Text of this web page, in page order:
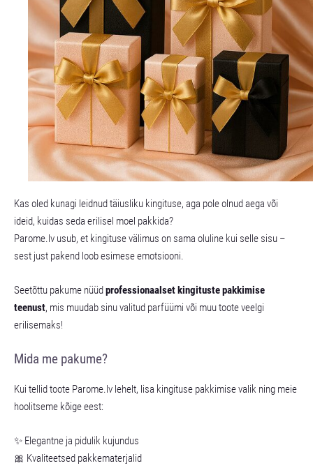
Kas oled kunagi leidnud täiusliku kingituse, aga pole olnud aega või
ideid, kuidas seda erilisel moel pakkida?
Parome.lv usub, et kingituse välimus on sama oluline kui selle sisu –
sest just pakend loob esimese emotsiooni.
Seetõttu pakume nüüdprofessionaalset kingituste pakkimise
teenust, mis muudab sinu valitud parfüümi või muu toote veelgi
erilisemaks!
Mida me pakume?
Kui tellid toote Parome.lv lehelt, lisa kingituse pakkimise valik ning meie
hoolitseme kõige eest:
✨ Elegantne ja pidulik kujundus
🎀 Kvaliteetsed pakkematerjalid